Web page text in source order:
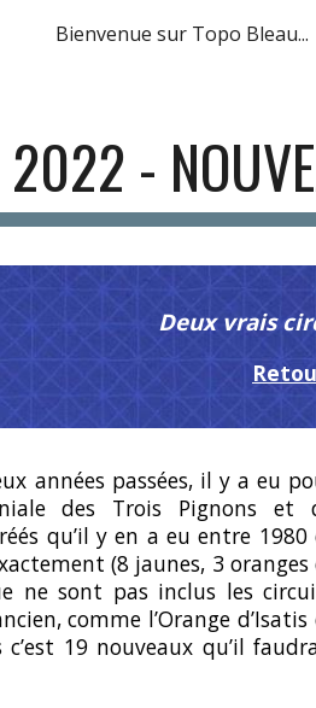
Skip to main content
Bienvenue sur Topo Bleau...
2022 -
Deux vrais
années passées, il y a eu
des Trois Pignons et
qu’il y en a eu entre 1980
(8 jaunes, 3 oranges
ne sont pas inclus les
comme l’Orange d’Isatis
19 nouveaux qu’il